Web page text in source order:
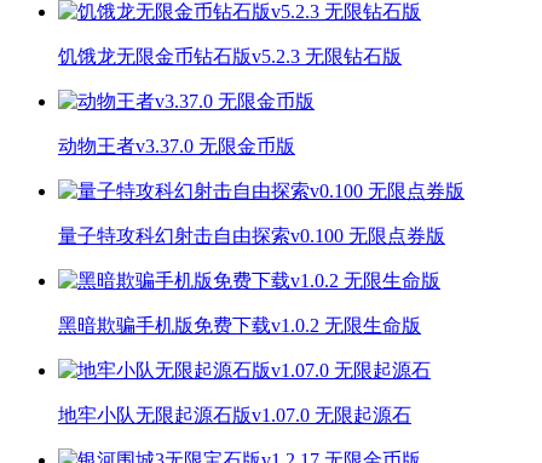
饥饿龙无限金币钻石版v5.2.3 无限钻石版
动物王者v3.37.0 无限金币版
量子特攻科幻射击自由探索v0.100 无限点券版
黑暗欺骗手机版免费下载v1.0.2 无限生命版
地牢小队无限起源石版v1.07.0 无限起源石